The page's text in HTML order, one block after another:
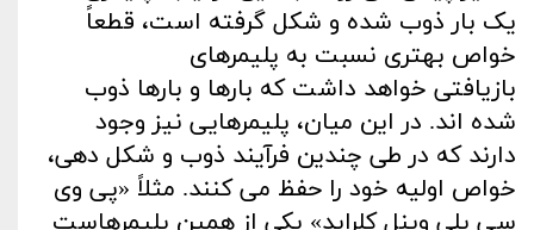
یک‌ بار ذوب ‌شده و شکل ‌گرفته است، قطعاً
خواص بهتری نسبت به پلیمرهای
بازیافتی خواهد داشت که بارها و بارها ذوب‌
شده‌ اند. در این میان، پلیمرهایی نیز وجود
دارند که در طی چندین فرآیند ذوب و شکل‌ دهی،
خواص اولیه خود را حفظ می‌ کنند. مثلاً «پی‌ وی‌
سی پلی وینل کلراید» یکی از همین پلیمرهاست